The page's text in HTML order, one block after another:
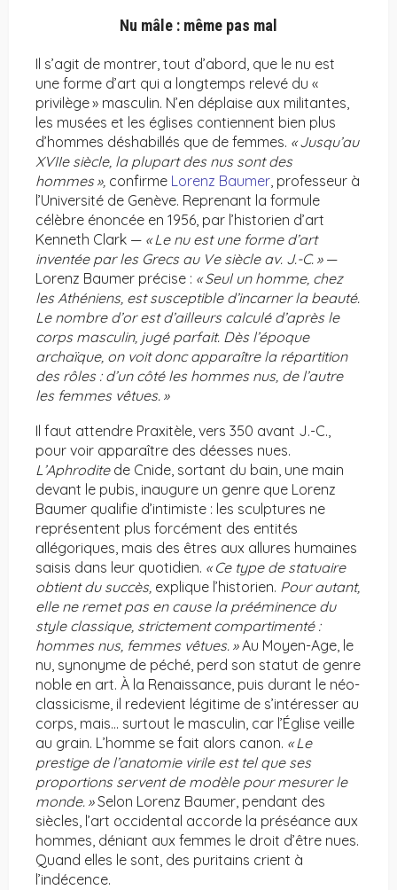
Nu mâle : même pas mal
Il s’agit de montrer, tout d’abord, que le nu est
une forme d’art qui a longtemps relevé du «
privilège » masculin. N’en déplaise aux militantes,
les musées et les églises contiennent bien plus
d’hommes déshabillés que de femmes. «Jusqu’au
XVIIe siècle, la plupart des nus sont des
hommes », confirme Lorenz Baumer, professeur à
l’Université de Genève. Reprenant la formule
célèbre énoncée en 1956, par l’historien d’art
Kenneth Clark — «Le nu est une forme d’art
inventée par les Grecs au Ve siècle av. J.-C. »—
Lorenz Baumer précise : «Seul un homme, chez
les Athéniens, est susceptible d’incarner la beauté.
Le nombre d’or est d’ailleurs calculé d’après le
corps masculin, jugé parfait. Dès l’époque
archaïque, on voit donc apparaître la répartition
des rôles : d’un côté les hommes nus, de l’autre
les femmes vêtues. »
Il faut attendre Praxitèle, vers 350 avant J.-C.,
pour voir apparaître des déesses nues.
L’Aphrodite de Cnide, sortant du bain, une main
devant le pubis, inaugure un genre que Lorenz
Baumer qualifie d’intimiste : les sculptures ne
représentent plus forcément des entités
allégoriques, mais des êtres aux allures humaines
saisis dans leur quotidien. «Ce type de statuaire
obtient du succès, explique l’historien. Pour autant,
elle ne remet pas en cause la prééminence du
style classique, strictement compartimenté :
hommes nus, femmes vêtues. »Au Moyen-Age, le
nu, synonyme de péché, perd son statut de genre
noble en art. À la Renaissance, puis durant le néo-
classicisme, il redevient légitime de s’intéresser au
corps, mais… surtout le masculin, car l’Église veille
au grain. L’homme se fait alors canon. «Le
prestige de l’anatomie virile est tel que ses
proportions servent de modèle pour mesurer le
monde. »Selon Lorenz Baumer, pendant des
siècles, l’art occidental accorde la préséance aux
hommes, déniant aux femmes le droit d’être nues.
Quand elles le sont, des puritains crient à
l’indécence.